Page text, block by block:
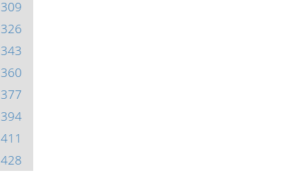
309
326
343
360
377
394
411
428